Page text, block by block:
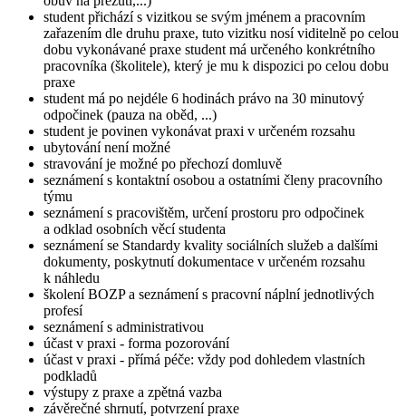
student přichází s vizitkou se svým jménem a pracovním
zařazením dle druhu praxe, tuto vizitku nosí viditelně po celou
dobu vykonávané praxe student má určeného konkrétního
pracovníka (školitele), který je mu k dispozici po celou dobu
praxe
student má po nejdéle 6 hodinách právo na 30 minutový
odpočinek (pauza na oběd, ...)
student je povinen vykonávat praxi v určeném rozsahu
ubytování není možné
stravování je možné po přechozí domluvě
seznámení s kontaktní osobou a ostatními členy pracovního
týmu
seznámení s pracovištěm, určení prostoru pro odpočinek
a odklad osobních věcí studenta
seznámení se Standardy kvality sociálních služeb a dalšími
dokumenty, poskytnutí dokumentace v určeném rozsahu
k náhledu
školení BOZP a seznámení s pracovní náplní jednotlivých
profesí
seznámení s administrativou
účast v praxi - forma pozorování
účast v praxi - přímá péče: vždy pod dohledem vlastních
podkladů
výstupy z praxe a zpětná vazba
závěrečné shrnutí, potvrzení praxe